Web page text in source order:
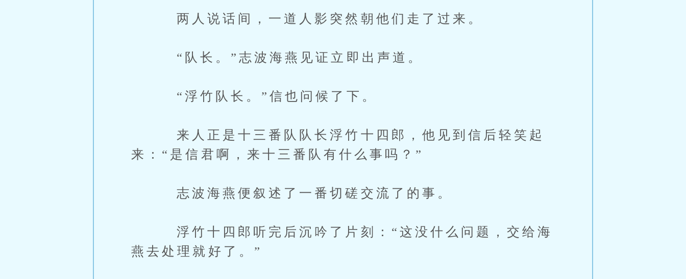
两人说话间，一道人影突然朝他们走了过来。
“队长。”志波海燕见证立即出声道。
“浮竹队长。”信也问候了下。
来人正是十三番队队长浮竹十四郎，他见到信后轻笑起
来：“是信君啊，来十三番队有什么事吗？”
志波海燕便叙述了一番切磋交流了的事。
浮竹十四郎听完后沉吟了片刻：“这没什么问题，交给海
燕去处理就好了。”